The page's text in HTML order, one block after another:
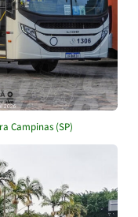
Campinas (SP)